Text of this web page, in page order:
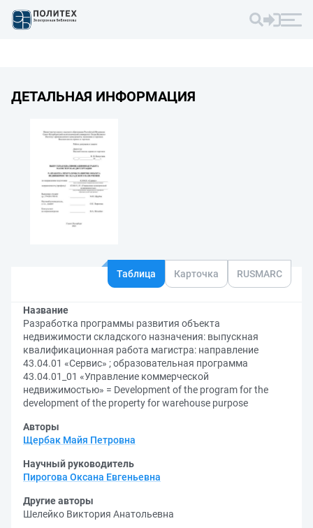
ДЕТАЛЬНАЯ ИНФОРМАЦИЯ
Таблица Карточка RUSMARC
Название
Разработка программы развития объекта
недвижимости складского назначения: выпускная
квалификационная работа магистра: направление
43.04.01 «Сервис» ; образовательная программа
43.04.01_01 «Управление коммерческой
недвижимостью» = Development of the program for the
development of the property for warehouse purpose
Авторы
Щербак Майя Петровна
Научный руководитель
Пирогова Оксана Евгеньевна
Другие авторы
Шелейко Виктория Анатольевна